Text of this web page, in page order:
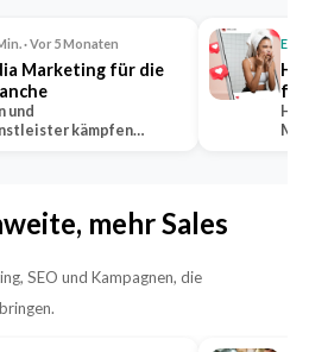
· Vor 5 Monaten
Marketing für die
und
kämpfen
für
mehr Sales
SEO und Kampagnen, die